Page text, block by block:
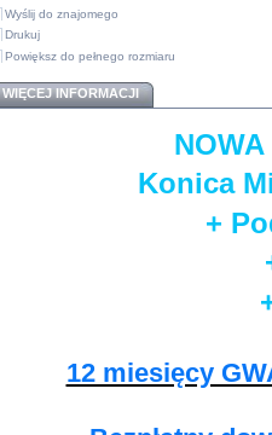
Wyślij do znajomego
Drukuj
Powiększ do pełnego rozmiaru
WIĘCEJ INFORMACJI
NOWA
Konica
+
12 miesięcy